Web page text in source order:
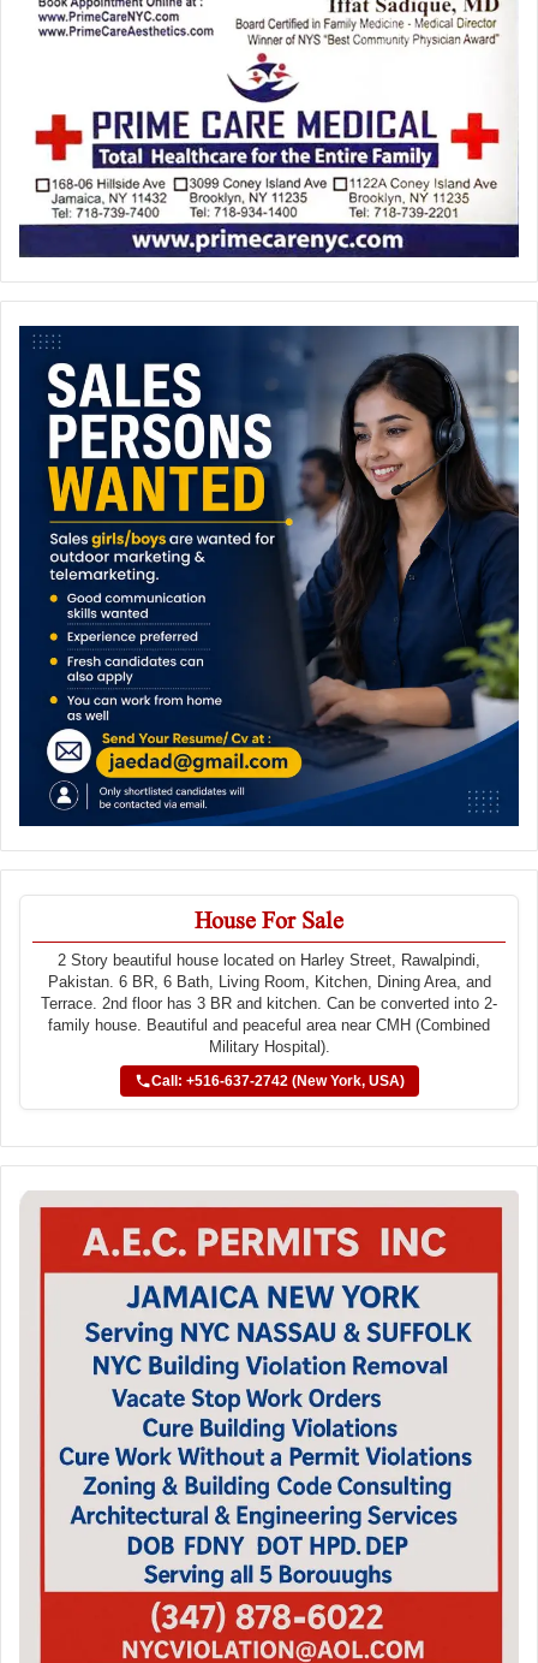
House For Sale
2 Story beautiful house located on Harley Street, Rawalpindi,
Pakistan. 6 BR, 6 Bath, Living Room, Kitchen, Dining Area, and
Terrace. 2nd floor has 3 BR and kitchen. Can be converted into 2-
family house. Beautiful and peaceful area near CMH (Combined
Military Hospital).
Call: +516-637-2742 (New York, USA)